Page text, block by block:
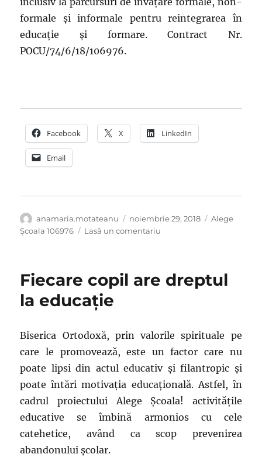
formale și informale pentru reintegrarea în
educație și formare. Contract Nr.
POCU/74/6/18/106976.
Facebook X LinkedIn
Email
Autor
anamaria.motateanu
Publicat
pe
noiembrie 29, 2018 Categorii
Alege
Școala 106976
Lasă un comentariu
parte!”
lui
Alex
din
,,Alege
Şcoala!”
Fiecare copil are dreptul
la educație
Biserica Ortodoxă, prin valorile spirituale pe
care le promovează, este un factor care nu
poate lipsi din actul educativ şi filantropic şi
poate întări motivaţia educaţională. Astfel, în
cadrul proiectului Alege Școala! activitățile
educative se îmbină armonios cu cele
catehetice, având ca scop prevenirea
abandonului școlar.